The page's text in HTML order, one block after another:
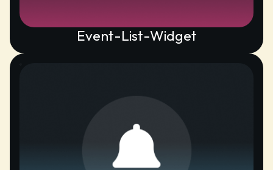
Event-List-Widget